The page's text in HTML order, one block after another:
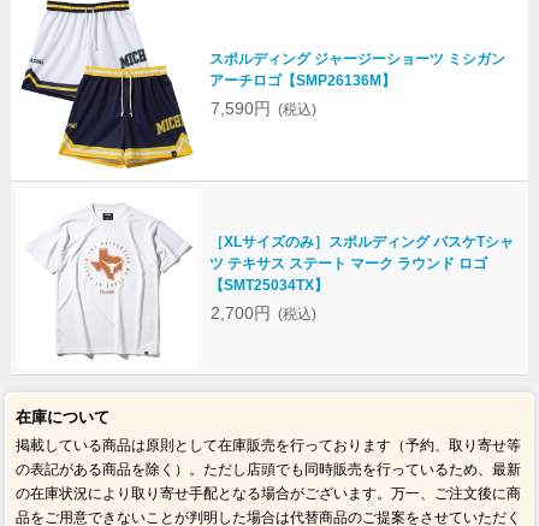
スポルディング ジャージーショーツ ミシガン
アーチロゴ【SMP26136M】
7,590円 (税込)
［XLサイズのみ］スポルディング バスケTシャ
ツ テキサス ステート マーク ラウンド ロゴ
【SMT25034TX】
2,700円 (税込)
在庫について
掲載している商品は原則として在庫販売を行っております（予約、取り寄せ等
の表記がある商品を除く）。ただし店頭でも同時販売を行っているため、最新
の在庫状況により取り寄せ手配となる場合がございます。万一、ご注文後に商
品をご用意できないことが判明した場合は代替商品のご提案をさせていただく